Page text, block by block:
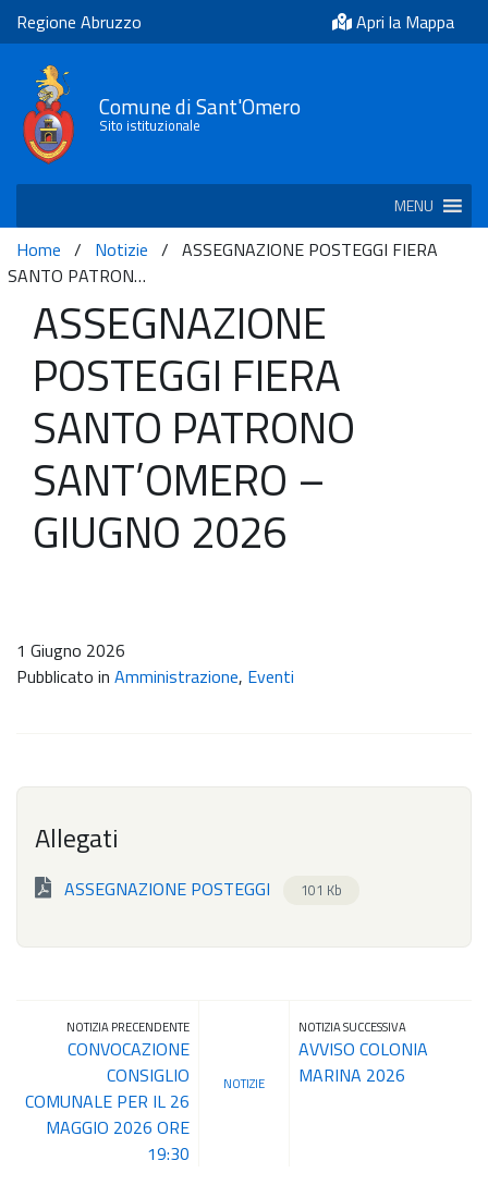
Regione Abruzzo Apri la Mappa
Comune di Sant'Omero
Sito istituzionale
MENU
Home / Notizie / ASSEGNAZIONE POSTEGGI FIERA
SANTO PATRON…
ASSEGNAZIONE
POSTEGGI FIERA
SANTO PATRONO
SANT’OMERO –
GIUGNO 2026
1 Giugno 2026
Pubblicato in Amministrazione, Eventi
Allegati
ASSEGNAZIONE POSTEGGI 101 Kb
NOTIZIA PRECENDENTE
CONVOCAZIONE
CONSIGLIO
COMUNALE PER IL 26
MAGGIO 2026 ORE
19:30
NOTIZIE
NOTIZIA SUCCESSIVA
AVVISO COLONIA
MARINA 2026